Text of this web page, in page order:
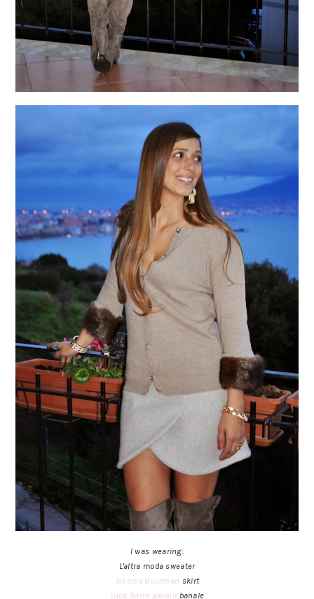
I was wearing:
L'altra moda sweater
Jessica Buurman skirt
Luca Barra gioielli banale